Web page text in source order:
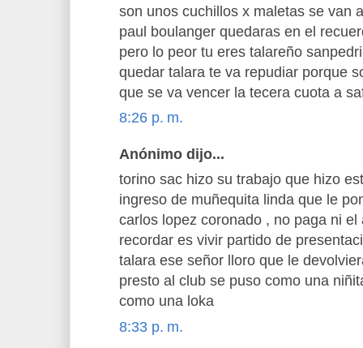
son unos cuchillos x maletas se van
paul boulanger quedaras en el
pero lo peor tu eres talareño
quedar talara te va repudiar porque
que se va vencer la tecera cuota a
8:26 p. m.
Anónimo dijo...
torino sac hizo su trabajo que hizo
ingreso de muñequita linda que le
carlos lopez coronado , no paga ni
recordar es vivir partido de
talara ese señor lloro que le
presto al club se puso como una
como una loka
8:33 p. m.